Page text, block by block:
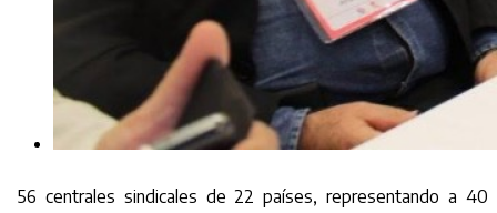
56 centrales sindicales de 22 países, representando a 40